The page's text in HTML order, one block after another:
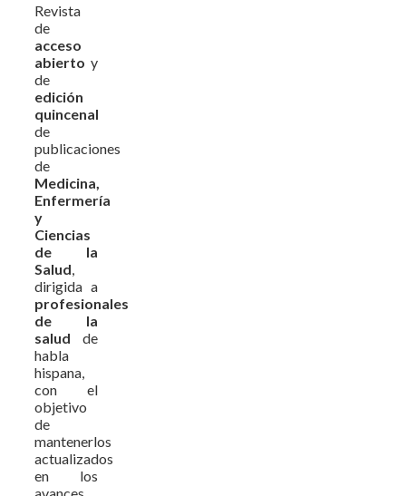
Revista
de
acceso
abierto y
de
edición
quincenal
de
publicaciones
de
Medicina,
Enfermería
y
Ciencias
de la
Salud
dirigida a
profesionales
de la
salud de
habla
hispana,
con el
objetivo
de
mantenerlos
actualizados
en los
avances